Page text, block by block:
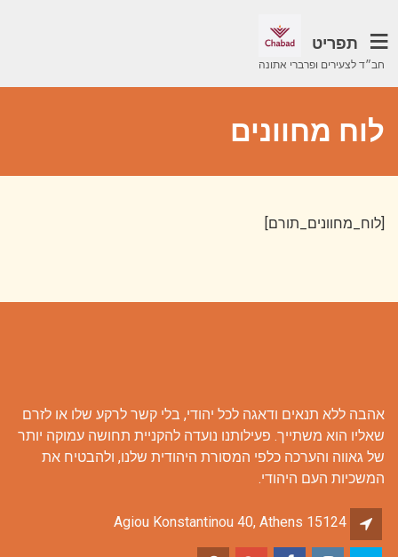
חב״ד לצעירים ופרברי אתונה
תפריט
לוח מחוונים
[לוח_מחוונים_תורם]
אהבה ללא תנאים ודאגה לכל יהודי, בלי קשר לרקע שלו או לזרם
שאליו הוא משתייך. פעילותנו נועדה להקניית תחושה עמוקה יותר
של גאווה והערכה כלפי המסורת היהודית שלנו, ולהבטיח את
המשכיות העם היהודי.
Agiou Konstantinou 40, Athens 15124